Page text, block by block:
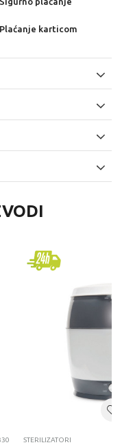
Plaćanje karticom
STERILIZATORI